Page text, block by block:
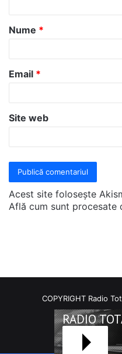
COPYRIGHT Radio
RADIO